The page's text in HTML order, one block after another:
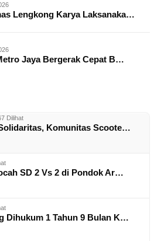
Lengkong Karya Laksanaka…
Jaya Bergerak Cepat B…
Dilihat
Komunitas Scoote…
SD 2 Vs 2 di Pondok Ar…
Dihukum 1 Tahun 9 Bulan K…